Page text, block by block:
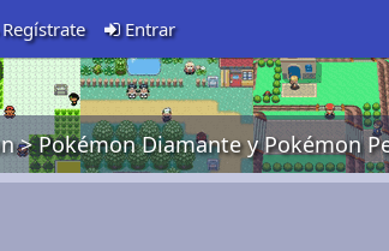
Entrar
>Pokémon Diamante y Pokémon